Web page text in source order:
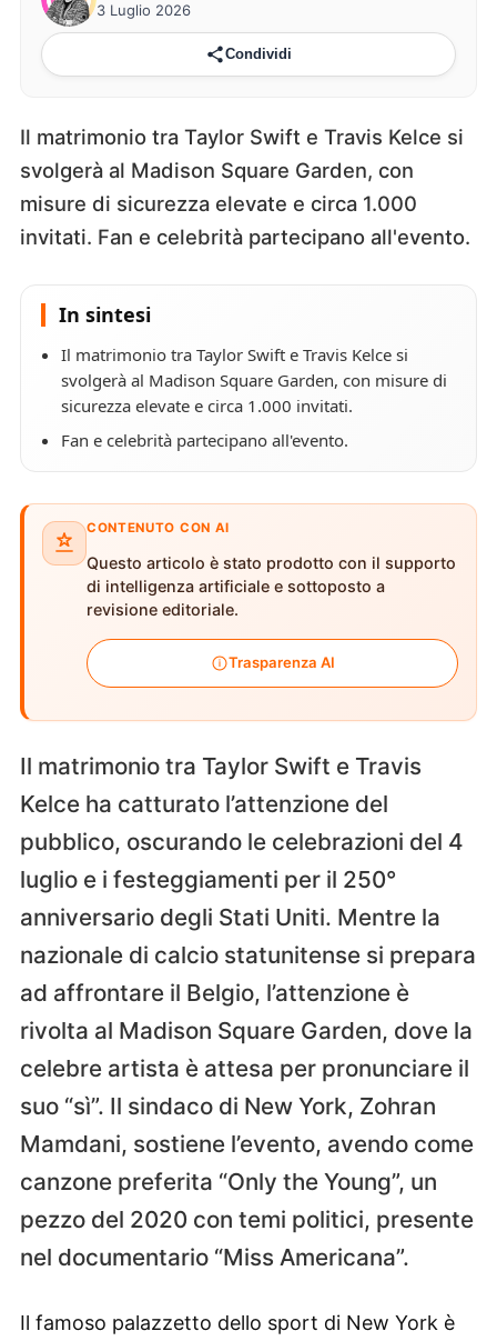
3 Luglio 2026
Condividi
Il matrimonio tra Taylor Swift e Travis Kelce si
svolgerà al Madison Square Garden, con
misure di sicurezza elevate e circa 1.000
invitati. Fan e celebrità partecipano all'evento.
In sintesi
Il matrimonio tra Taylor Swift e Travis Kelce si
svolgerà al Madison Square Garden, con misure di
sicurezza elevate e circa 1.000 invitati.
Fan e celebrità partecipano all'evento.
CONTENUTO CON AI
Questo articolo è stato prodotto con il supporto
di intelligenza artificiale e sottoposto a
revisione editoriale.
Trasparenza AI
Il matrimonio tra Taylor Swift e Travis
Kelce ha catturato l’attenzione del
pubblico, oscurando le celebrazioni del 4
luglio e i festeggiamenti per il 250°
anniversario degli Stati Uniti. Mentre la
nazionale di calcio statunitense si prepara
ad affrontare il Belgio, l’attenzione è
rivolta al Madison Square Garden, dove la
celebre artista è attesa per pronunciare il
suo “sì”. Il sindaco di New York, Zohran
Mamdani, sostiene l’evento, avendo come
canzone preferita “Only the Young”, un
pezzo del 2020 con temi politici, presente
nel documentario “Miss Americana”.
Il famoso palazzetto dello sport di New York è